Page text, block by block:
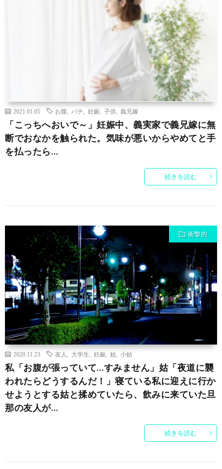
2021.01.05 お腹 バチ 妊娠 子供 義兄嫁
「こっちへおいで～」妊娠中、義実家で義兄嫁に無
断でおなかを触られた。気味が悪いからやめてと手
を払ったら…
続きを読む
衝撃的
2020.11.23 友人 大学生 妊娠 姑 小姑
私「お腹が張っていて…すみません」姑「夜道に襲
われたらどうするんだ！」寝ている私に迎えに行か
せようとする姑と揉めていたら、飲みに来ていた旦
那の友人が…
続きを読む